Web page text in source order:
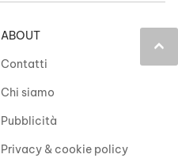
keyboard_arrow_up
ABOUT
Contatti
Chi siamo
Pubblicità
Privacy & cookie policy